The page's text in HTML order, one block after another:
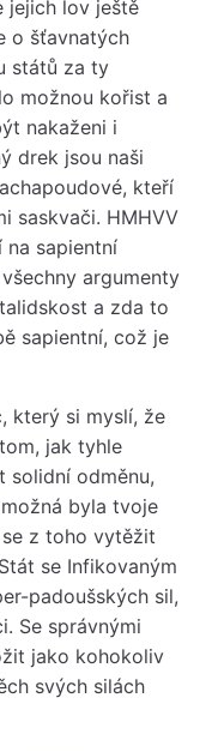
jejich lov ještě
o šťavnatých
států za ty
možnou kořist a
nakaženi i
drek jsou naši
kteří
saskvači. HMHVV
na sapientní
argumenty
a zda to
sapientní, což je
který si myslí, že
jak tyhle
solidní odměnu,
byla tvoje
z toho vytěžit
se Infikovaným
padoušských sil,
Se správnými
jako kohokoliv
svých silách